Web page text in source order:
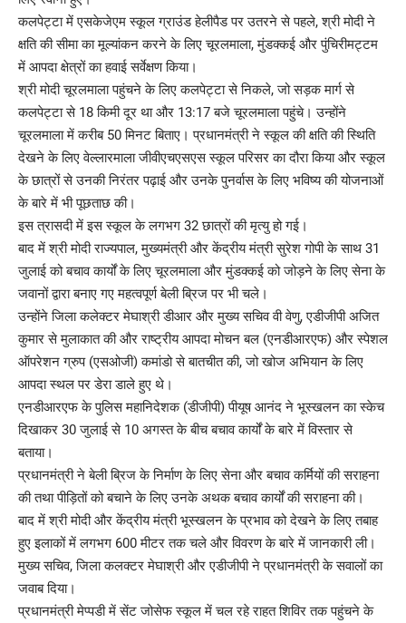
कलपेट्टा में एसकेजेएम स्कूल ग्राउंड हेलीपैड पर उतरने से पहले, श्री मोदी ने
क्षति की सीमा का मूल्यांकन करने के लिए चूरलमाला, मुंडक्कई और पुंचिरीमट्टम
में आपदा क्षेत्रों का हवाई सर्वेक्षण किया।
श्री मोदी चूरलमाला पहुंचने के लिए कलपेट्टा से निकले, जो सड़क मार्ग से
कलपेट्टा से 18 किमी दूर था और 13:17 बजे चूरलमाला पहुंचे। उन्होंने
चूरलमाला में करीब 50 मिनट बिताए। प्रधानमंत्री ने स्कूल की क्षति की स्थिति
देखने के लिए वेल्लारमाला जीवीएचएसएस स्कूल परिसर का दौरा किया और स्कूल
के छात्रों से उनकी निरंतर पढ़ाई और उनके पुनर्वास के लिए भविष्य की योजनाओं
के बारे में भी पूछताछ की।
इस त्रासदी में इस स्कूल के लगभग 32 छात्रों की मृत्यु हो गई।
बाद में श्री मोदी राज्यपाल, मुख्यमंत्री और केंद्रीय मंत्री सुरेश गोपी के साथ 31
जुलाई को बचाव कार्यों के लिए चूरलमाला और मुंडक्कई को जोड़ने के लिए सेना के
जवानों द्वारा बनाए गए महत्वपूर्ण बेली ब्रिज पर भी चले।
उन्होंने जिला कलेक्टर मेघाश्री डीआर और मुख्य सचिव वी वेणु, एडीजीपी अजित
कुमार से मुलाकात की और राष्ट्रीय आपदा मोचन बल (एनडीआरएफ) और स्पेशल
ऑपरेशन ग्रुप (एसओजी) कमांडो से बातचीत की, जो खोज अभियान के लिए
आपदा स्थल पर डेरा डाले हुए थे।
एनडीआरएफ के पुलिस महानिदेशक (डीजीपी) पीयूष आनंद ने भूस्खलन का स्केच
दिखाकर 30 जुलाई से 10 अगस्त के बीच बचाव कार्यों के बारे में विस्तार से
बताया।
प्रधानमंत्री ने बेली ब्रिज के निर्माण के लिए सेना और बचाव कर्मियों की सराहना
की तथा पीड़ितों को बचाने के लिए उनके अथक बचाव कार्यों की सराहना की।
बाद में श्री मोदी और केंद्रीय मंत्री भूस्खलन के प्रभाव को देखने के लिए तबाह
हुए इलाकों में लगभग 600 मीटर तक चले और विवरण के बारे में जानकारी ली।
मुख्य सचिव, जिला कलक्टर मेघाश्री और एडीजीपी ने प्रधानमंत्री के सवालों का
जवाब दिया।
प्रधानमंत्री मेप्पडी में सेंट जोसेफ स्कूल में चल रहे राहत शिविर तक पहुंचने के